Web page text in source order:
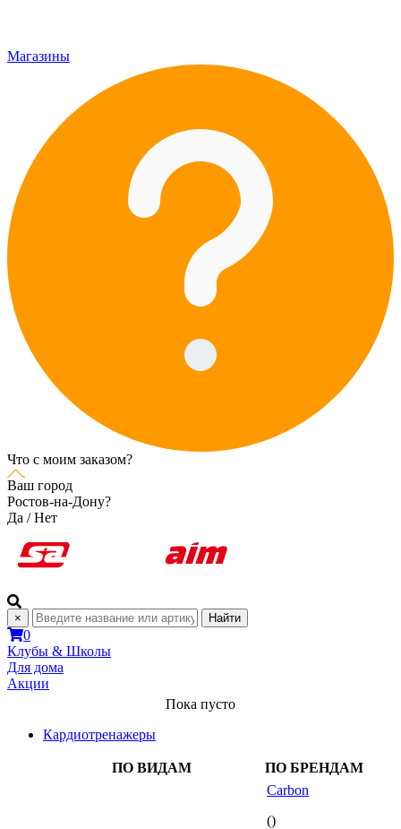
Магазины
Что с моим заказом?
Ваш город
Ростов-на-Дону?
Да /Нет
× Найти
0
Клубы & Школы
Для дома
Акции
Пока пусто
Кардиотренажеры
ПО ВИДАМ ПО БРЕНДАМ
Carbon
()